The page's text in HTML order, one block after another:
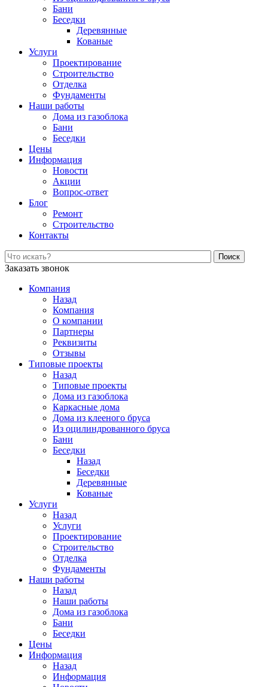
Бани
Беседки
Деревянные
Кованые
Услуги
Проектирование
Строительство
Отделка
Фундаменты
Наши работы
Дома из газоблока
Бани
Беседки
Цены
Информация
Новости
Акции
Вопрос-ответ
Блог
Ремонт
Строительство
Контакты
Поиск
Заказать звонок
Компания
Назад
Компания
О компании
Партнеры
Реквизиты
Отзывы
Типовые проекты
Назад
Типовые проекты
Дома из газоблока
Каркасные дома
Дома из клееного бруса
Из оцилиндрованного бруса
Бани
Беседки
Назад
Беседки
Деревянные
Кованые
Услуги
Назад
Услуги
Проектирование
Строительство
Отделка
Фундаменты
Наши работы
Назад
Наши работы
Дома из газоблока
Бани
Беседки
Цены
Информация
Назад
Информация